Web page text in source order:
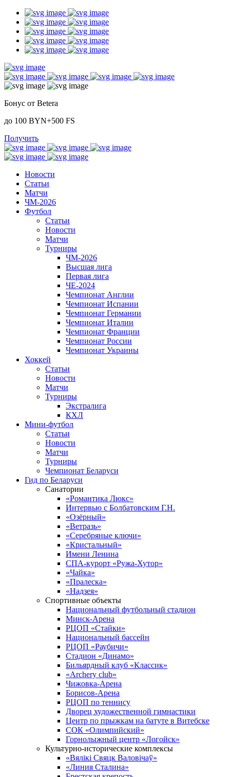
Бонус от Betera
до 100 BYN+500 FS
Получить
Новости
Статьи
Матчи
ЧМ-2026
Футбол
Статьи
Новости
Матчи
Турниры
ЧМ-2026
Высшая лига
Первая лига
ЧЕ-2024
Чемпионат Англии
Чемпионат Испании
Чемпионат Германии
Чемпионат Италии
Чемпионат Франции
Чемпионат России
Чемпионат Украины
Хоккей
Статьи
Новости
Матчи
Турниры
Экстралига
КХЛ
Мини-футбол
Статьи
Новости
Матчи
Турниры
Чемпионат Беларуси
Гид по Беларуси
Санатории
«Романтика Люкс»
Интервью с Болбатовским Г.Н.
«Озёрный»
«Ветразь»
«Серебряные ключи»
«Кристальный»
Имени Ленина
СПА-курорт «Ружа-Хутор»
«Чайка»
«Пралеска»
«Надзея»
Спортивные объекты
Национальный футбольный стадион
Минск-Арена
РЦОП «Стайки»
Национальный бассейн
РЦОП «Раубичи»
Стадион «Динамо»
Бильярдный клуб «Классик»
«Archery club»
Чижовка-Арена
Борисов-Арена
РЦОП по теннису
Дворец художественной гимнастики
Центр по прыжкам на батуте в Витебске
СОК «Олимпийский»
Горнолыжный центр «Логойск»
Культурно-исторические комплексы
«Вялікі Свяцк Валовічаў»
«Линия Сталина»